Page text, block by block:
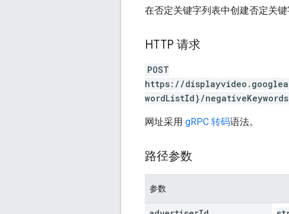
在否定关键字列表中创建否定关键
HTTP 请求
POST
https://
wordListId}/negativeKeywords
网址采用 gRPC 转码语法。
路径参数
参数